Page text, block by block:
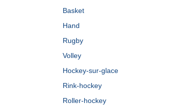
Basket
Hand
Rugby
Volley
Hockey-sur-glace
Rink-hockey
Roller-hockey